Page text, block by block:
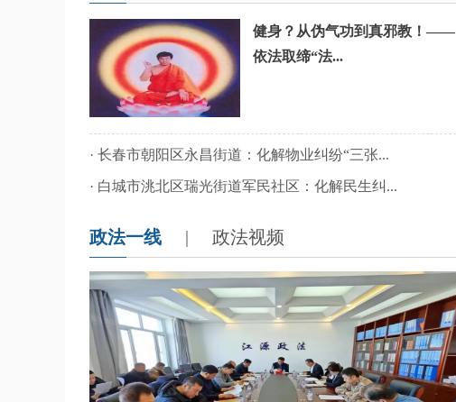
健身？从伪气功到真邪教！——
依法取缔“法...
· 长春市朝阳区永昌街道：化解物业纠纷“三张...
· 白城市洮北区瑞光街道军民社区：化解民生纠...
政法一线 | 政法视频